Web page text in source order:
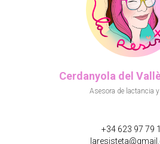
Cerdanyola del
Asesora de lactancia
+34 623 97 79